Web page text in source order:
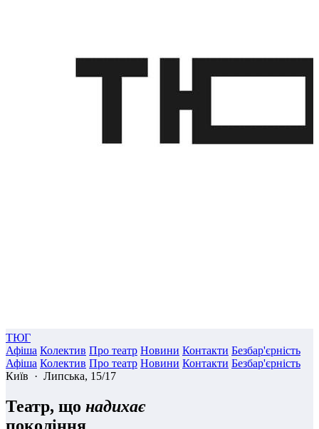
ТЮГ
Афіша Колектив Про театр Новини Контакти Безбар'єрність
Афіша Колектив Про театр Новини Контакти Безбар'єрність
Київ · Липська, 15/17
Театр, що надихає
покоління